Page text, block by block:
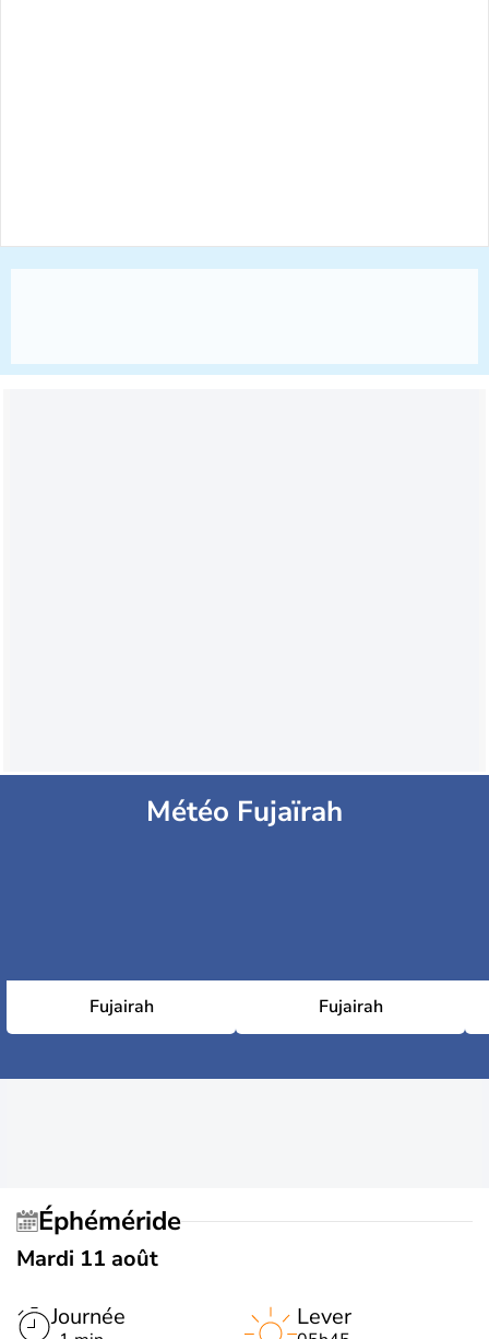
Météo Fujaïrah
Fujairah Fujairah
Éphéméride
Mardi 11 août
Journée
Lever